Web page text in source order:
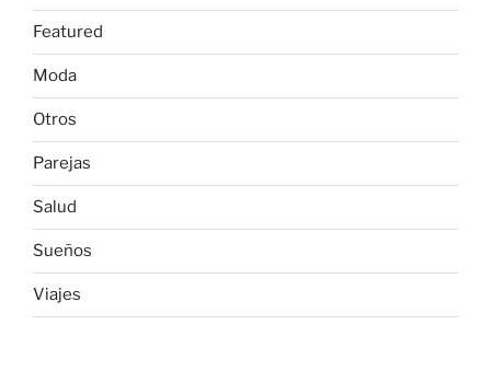
Featured
Moda
Otros
Parejas
Salud
Sueños
Viajes